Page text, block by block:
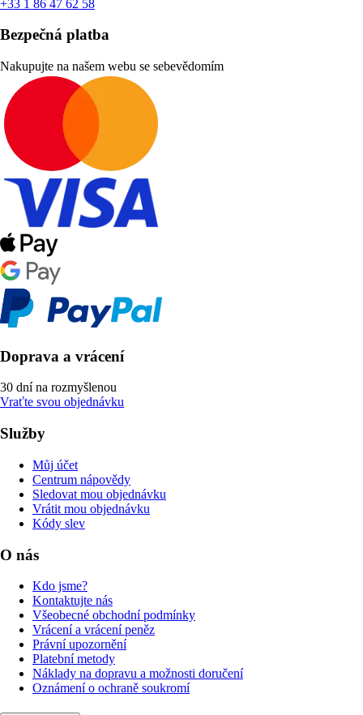
+33 1 86 47 62 58
Bezpečná platba
Nakupujte na našem webu se sebevědomím
Doprava a vrácení
30 dní na rozmyšlenou
Vraťte svou objednávku
Služby
Můj účet
Centrum nápovědy
Sledovat mou objednávku
Vrátit mou objednávku
Kódy slev
O nás
Kdo jsme?
Kontaktujte nás
Všeobecné obchodní podmínky
Vrácení a vrácení peněz
Právní upozornění
Platební metody
Náklady na dopravu a možnosti doručení
Oznámení o ochraně soukromí